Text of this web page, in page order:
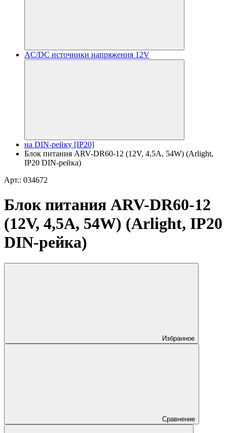
AC/DC источники напряжения 12V
на DIN-рейку [IP20]
Блок питания ARV-DR60-12 (12V, 4,5A, 54W) (Arlight,
IP20 DIN-рейка)
Арт.: 034672
Блок питания ARV-DR60-12
(12V, 4,5A, 54W) (Arlight, IP20
DIN-рейка)
Избранное
Сравнение